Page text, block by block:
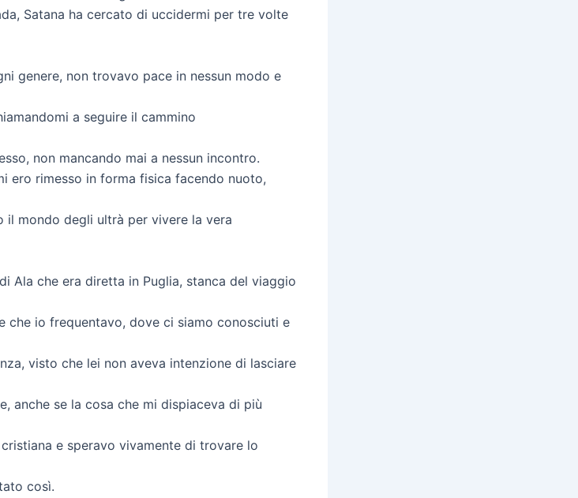
Satana ha cercato di uccidermi per tre volte
genere, non trovavo pace in nessun modo e
a seguire il cammino
non mancando mai a nessun incontro.
ero rimesso in forma fisica facendo nuoto,
il mondo degli ultrà per vivere la vera
Ala che era diretta in Puglia, stanca del viaggio
che io frequentavo, dove ci siamo conosciuti e
visto che lei non aveva intenzione di lasciare
anche se la cosa che mi dispiaceva di più
e speravo vivamente di trovare lo
così.